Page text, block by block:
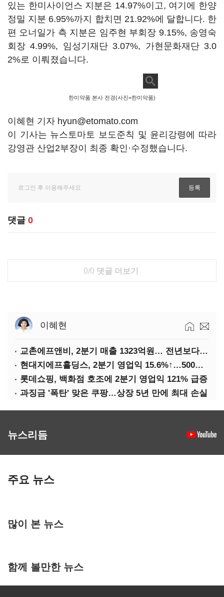
있는 한미사이언스 지분은 14.97%이고, 여기에 한양
정밀 지분 6.95%까지 합치면 21.92%에 달합니다. 한
편 오너일가 측 지분은 임주현 부회장 9.15%, 송영숙
회장 4.99%, 임성기재단 3.07%, 가현문화재단 3.0
2%로 이뤄졌습니다.
한미약품 본사 전경(사진=한미약품)
이혜현 기자 hyun@etomato.com
이 기사는 뉴스토마토 보도준칙 및 윤리강령에 따라
강영관 산업2부장이 최종 확인·수정했습니다.
댓글 0
0/0 댓글 더보기
이혜현
교촌에프앤비, 2분기 매출 1323억원… 전년보다 4.9%↑
현대지에프홀딩스, 2분기 영업익 15.6%↑…500억 규모 자사주 매입
롯데쇼핑, 백화점 호조에 2분기 영업익 121% 급증
과징금 '폭탄' 맞은 쿠팡…상장 5년 만에 최대 손실
뉴스리듬
주요 뉴스
많이 본 뉴스
함께 볼만한 뉴스